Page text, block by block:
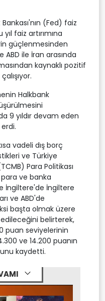
(Fed) faiz
faiz artırımına
güçlenmesinden
ile İran arasında
kaynaklı pozitif
Halkbank
9 yıldır devam eden
vadeli dış borç
ve Türkiye
Para Politikası
ve banka
İngiltere'de İngiltere
ve ABD'de
başta olmak üzere
belirterek,
puan seviyelerinin
ve 14.200 puanın
kaydetti.